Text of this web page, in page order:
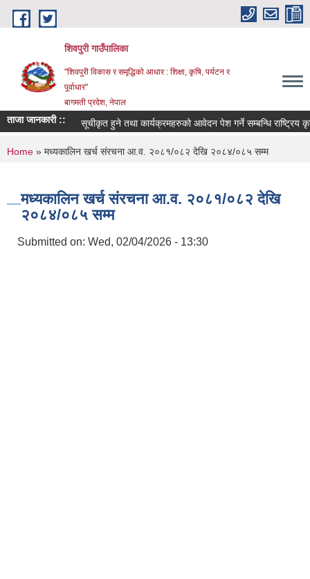
Skip to main content
शिवपुरी गाउँपालिका
"शिवपुरी विकास र समृद्धिको आधार : शिक्षा, कृषि, पर्यटन र
पूर्वाधार"
बागमती प्रदेश, नेपाल
ताजा जानकारी :: सूचीकृत हुने तथा कार्यक्रमहरुको आवेदन पेश गर्ने सम्बन्धि राष्ट्रिय
You are here
Home » मध्यकालिन खर्च संरचना आ.व. २०८१/०८२ देखि २०८४/०८५ सम्म
मध्यकालिन खर्च संरचना आ.व. २०८१/०८२ देखि
२०८४/०८५ सम्म
Submitted on: Wed, 02/04/2026 - 13:30